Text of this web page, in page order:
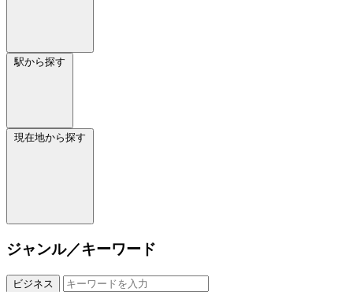
駅から探す
現在地から探す
ジャンル／キーワード
ビジネス